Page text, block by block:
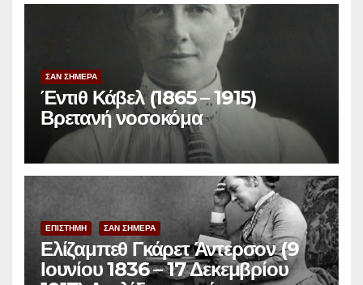
ΣΑΝ ΣΗΜΕΡΑ
Έντιθ Κάβελ (1865 – 1915)
Βρετανή νοσοκόμα
ΕΠΙΣΤΗΜΗ ΣΑΝ ΣΗΜΕΡΑ
Ελίζαμπεθ Γκάρετ Άντερσον (9
Ιουνίου 1836 – 17 Δεκεμβρίου